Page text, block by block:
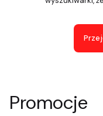
Promocje